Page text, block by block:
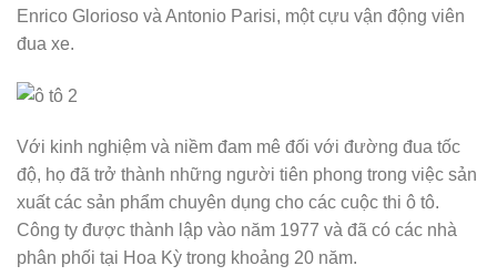
Enrico Glorioso và Antonio Parisi, một cựu vận động viên
đua xe.
Với kinh nghiệm và niềm đam mê đối với đường đua tốc
độ, họ đã trở thành những người tiên phong trong việc sản
xuất các sản phẩm chuyên dụng cho các cuộc thi ô tô.
Công ty được thành lập vào năm 1977 và đã có các nhà
phân phối tại Hoa Kỳ trong khoảng 20 năm.